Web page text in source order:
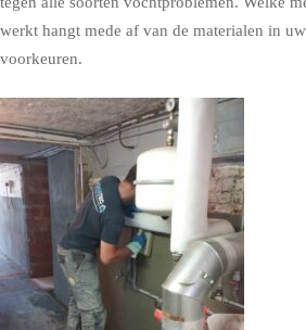
werkt hangt mede af van de materialen in
voorkeuren.